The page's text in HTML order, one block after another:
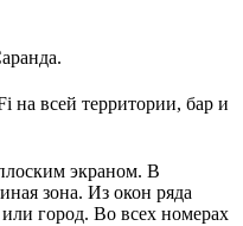
на всей территории, бар и
экраном. В
зона. Из окон ряда
город. Во всех номерах